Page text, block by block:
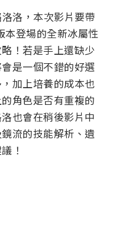
洛，本次影片要帶
本登場的全新冰屬性
！若是手上還缺少
是一個不錯的好選
加上培養的成本也
角色是否有重複的
也會在稍後影片中
流的技能解析、遺
！